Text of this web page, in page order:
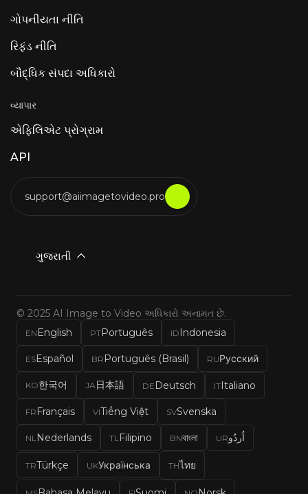
ગોપનીયતા નીતિ
રિફંડ નીતિ
બૌદ્ધિક સંપદા અધિકારો
વ્યાપાર
એફિલિએટ પ્રોગ્રામ
API
support@aiimagetovideo.pro
ગુજરાતી
© 2025 AI Image to Video અધિકારો અનામત છે.
EN English PTPortuguês ID Indonesia
ESEspañol BR Português (Brasil) RUРусский
KO한국어 JA日本語 DE Deutsch ITItaliano
FR Français VITiếng Việt SVSvenska
NLNederlands TLFilipino BNবাংলা URاُردُو
TRTürkçe UKУкраїнська THไทย